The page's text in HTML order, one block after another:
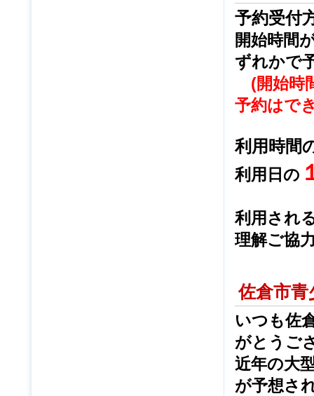
予約受付
開始時間
ずれかで
(開始時
予約はで
利用時間
利用日の
利用され
理解ご協
佐倉市
いつも佐
がとうご
近年の大
が予想さ